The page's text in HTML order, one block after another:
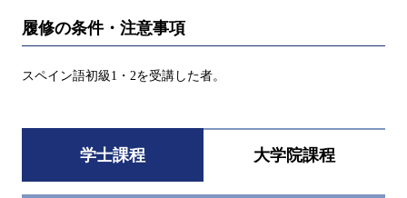
履修の条件・注意事項
スペイン語初級1・2を受講した者。
学士課程 大学院課程